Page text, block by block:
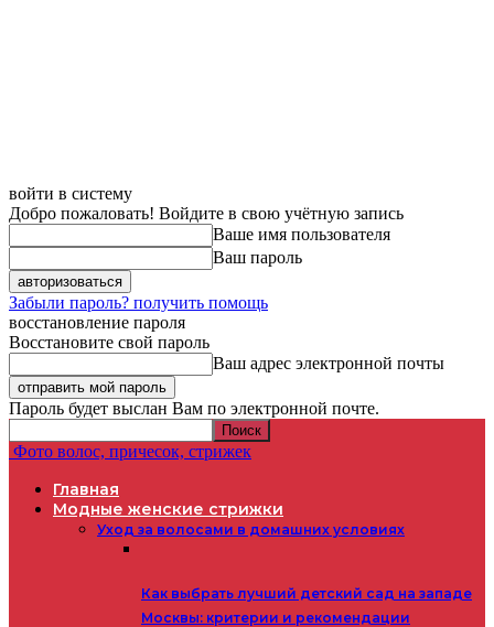
войти в систему
Добро пожаловать! Войдите в свою учётную запись
Ваше имя пользователя
Ваш пароль
Забыли пароль? получить помощь
восстановление пароля
Восстановите свой пароль
Ваш адрес электронной почты
Пароль будет выслан Вам по электронной почте.
Фото волос, причесок, стрижек
Главная
Модные женские стрижки
Уход за волосами в домашних условиях
Как выбрать лучший детский сад на западе
Москвы: критерии и рекомендации